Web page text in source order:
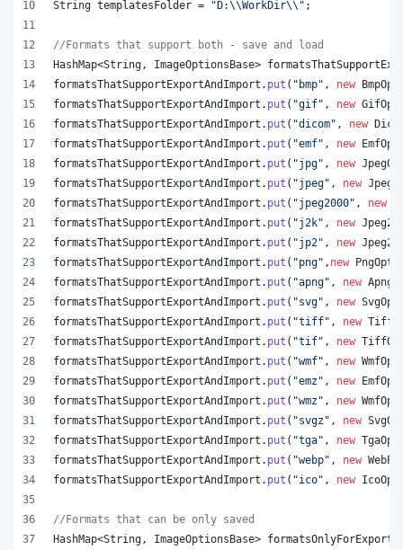
String templatesFolder = "D:\\WorkDir\\ " ;
//Formats that support both - save and load
HashMap<String , ImageOptionsBase>
formatsThatSupportExportAndImport . put ( "bmp" , new
formatsThatSupportExportAndImport . put ( "gif" , new
formatsThatSupportExportAndImport . put ( "dicom" , new
formatsThatSupportExportAndImport . put ( "emf" , new
formatsThatSupportExportAndImport . put ( "jpg" , new
formatsThatSupportExportAndImport . put ( "jpeg" , new
formatsThatSupportExportAndImport . put ( "jpeg2000" , new
formatsThatSupportExportAndImport . put ( "j2k" , new
formatsThatSupportExportAndImport . put ( "jp2" , new
formatsThatSupportExportAndImport . put ( "png" , new
formatsThatSupportExportAndImport . put ( "apng" , new
formatsThatSupportExportAndImport . put ( "svg" , new
formatsThatSupportExportAndImport . put ( "tiff" , new
formatsThatSupportExportAndImport . put ( "tif" , new
formatsThatSupportExportAndImport . put ( "wmf" , new
formatsThatSupportExportAndImport . put ( "emz" , new
formatsThatSupportExportAndImport . put ( "wmz" , new
formatsThatSupportExportAndImport . put ( "svgz" , new
formatsThatSupportExportAndImport . put ( "tga" , new
formatsThatSupportExportAndImport . put ( "webp" , new
formatsThatSupportExportAndImport . put ( "ico" , new
//Formats that can be only saved
HashMap<String , ImageOptionsBase> formatsOnlyForExport